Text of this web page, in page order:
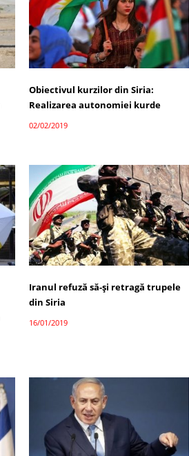
Obiectivul kurzilor din Siria:
Realizarea autonomiei kurde
02/02/2019
Iranul refuză să-și retragă trupele
din Siria
16/01/2019